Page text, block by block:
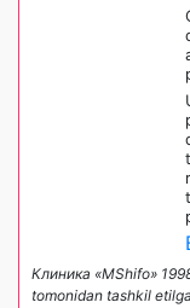
Клиника «MShifo»
tomonidan tashkil